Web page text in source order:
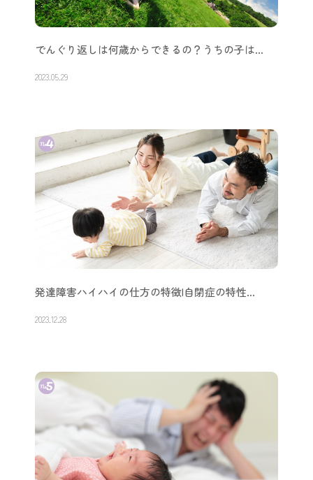
でんぐり返しは何歳からできるの？うちの子は…
2023.05.29
発達障害ハイハイの仕方の特徴|自閉症の特性…
2023.12.28